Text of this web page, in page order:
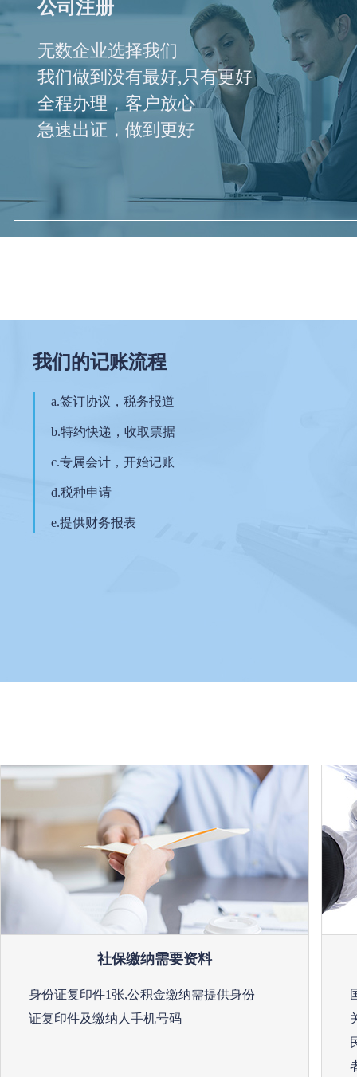
公司注册
无数企业选择我们
我们做到没有最好,只有更好
全程办理，客户放心
急速出证，做到更好
我们的记账流程
a.签订协议，税务报道
b.特约快递，收取票据
c.专属会计，开始记账
d.税种申请
e.提供财务报表
社保缴纳需要资料
身份证复印件1张,公积金缴纳需提供身份
证复印件及缴纳人手机号码